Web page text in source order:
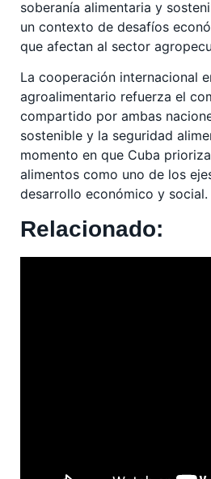
soberanía alimentaria y
un contexto de desafíos
que afectan al sector
La cooperación internacional
agroalimentario refuerza el
compartido por ambas
sostenible y la seguridad
momento en que Cuba
alimentos como uno de los
desarrollo económico y social.
Relacionado: